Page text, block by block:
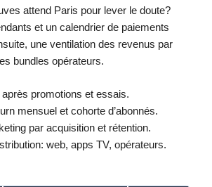
attend Paris pour lever le doute?
et un calendrier de paiements
une ventilation des revenus par
bundles opérateurs.
promotions et essais.
mensuel et cohorte d’abonnés.
par acquisition et rétention.
web, apps TV, opérateurs.